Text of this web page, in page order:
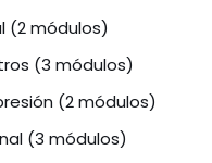
(2 módulos)
(3 módulos)
(2 módulos)
(3 módulos)